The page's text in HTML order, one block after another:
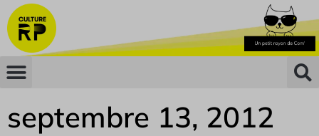
septembre 13, 2012